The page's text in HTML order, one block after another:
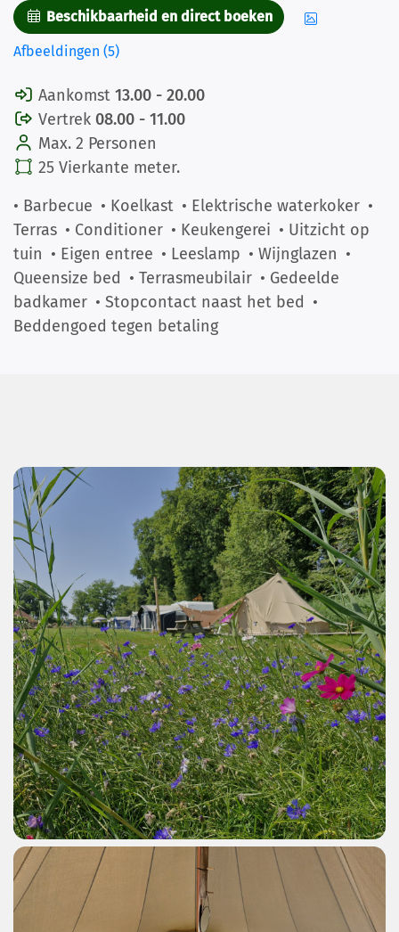
Beschikbaarheid en direct boeken
Afbeeldingen (5)
Aankomst 13.00 - 20.00
Vertrek 08.00 - 11.00
Max. 2 Personen
25 Vierkante meter.
• Barbecue • Koelkast • Elektrische waterkoker •
Terras • Conditioner • Keukengerei • Uitzicht op
tuin • Eigen entree • Leeslamp • Wijnglazen •
Queensize bed • Terrasmeubilair • Gedeelde
badkamer • Stopcontact naast het bed •
Beddengoed tegen betaling